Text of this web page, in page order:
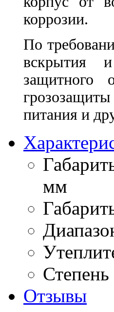
коррозии.
По
вскрытия и
защитного
питания и
мм
Отзывы